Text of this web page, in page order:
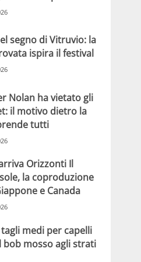
segno di Vitruvio: la
ispira il festival
Nolan ha vietato gli
il motivo dietro la
tutti
Orizzonti Il
la coproduzione
e Canada
medi per capelli
bob mosso agli strati